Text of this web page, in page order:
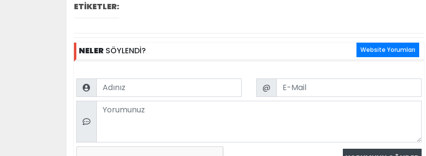
ETİKETLER:
NELERSÖYLENDİ? Website Yorumları
Name Email
@
Comment